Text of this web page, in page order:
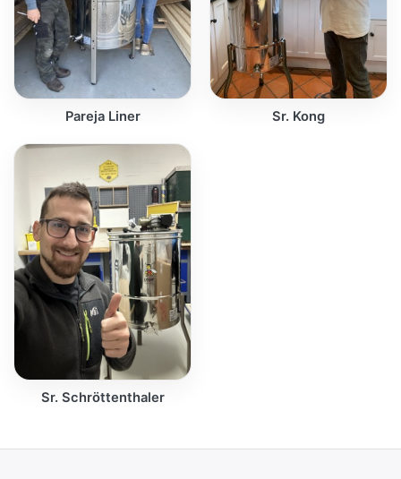
Pareja Liner Sr. Kong
Sr. Schröttenthaler